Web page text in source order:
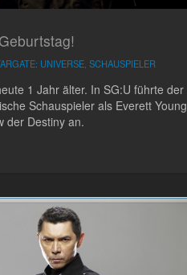
UNIVERSE, SCHAUSPIELER
1 Jahr älter. In SG:U führte der
Schauspieler als Everett Young
der Destiny an.